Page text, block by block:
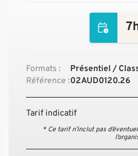
Formats :
Présentiel /
Référence :02AUD0120.26
Tarif indicatif
* Ce tarif n’inclut pas